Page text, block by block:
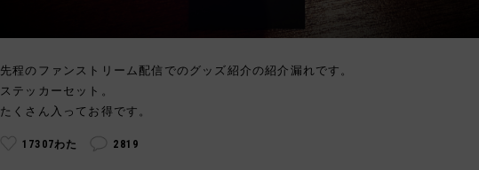
先程のファンストリーム配信でのグッズ紹介の紹介漏れです。
ステッカーセット。
たくさん入ってお得です。
17307わた 2819